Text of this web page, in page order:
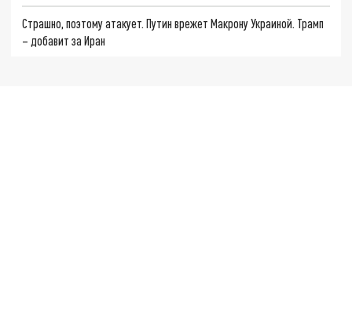
Страшно, поэтому атакует. Путин врежет Макрону Украиной. Трамп
– добавит за Иран